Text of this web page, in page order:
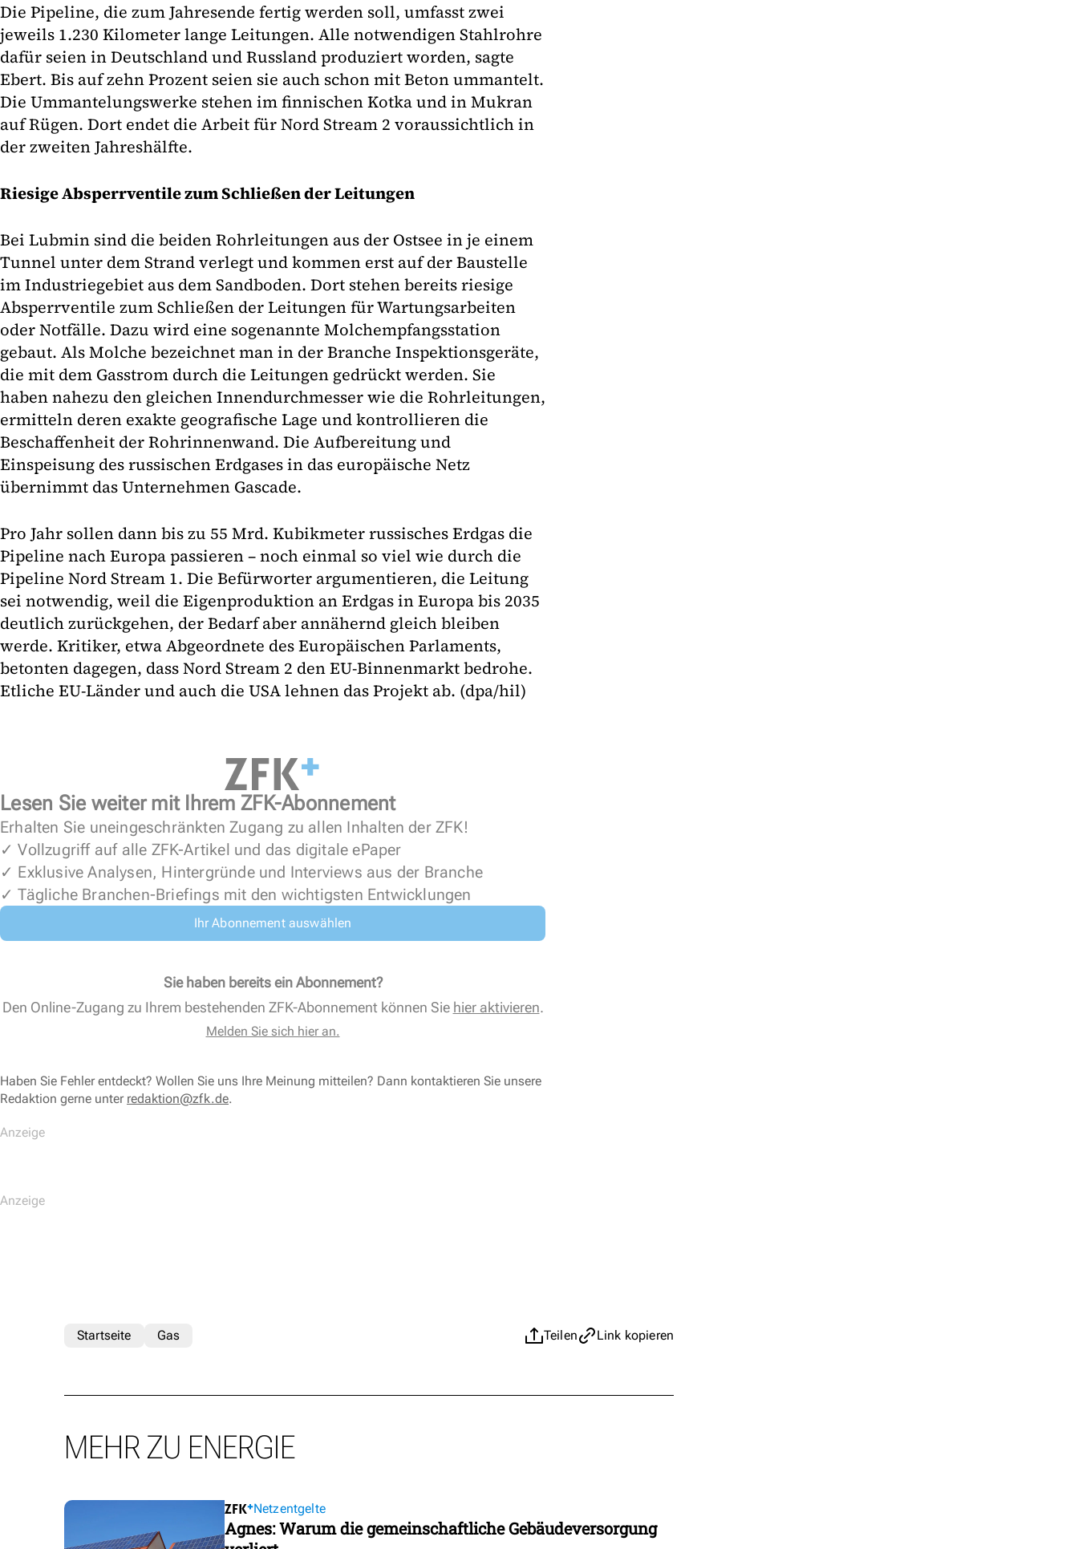
Die Pipeline, die zum Jahresende fertig werden soll, umfasst zwei
jeweils 1.230 Kilometer lange Leitungen. Alle notwendigen Stahlrohre
dafür seien in Deutschland und Russland produziert worden, sagte
Ebert. Bis auf zehn Prozent seien sie auch schon mit Beton ummantelt.
Die Ummantelungswerke stehen im finnischen Kotka und in Mukran
auf Rügen. Dort endet die Arbeit für Nord Stream 2 voraussichtlich in
der zweiten Jahreshälfte.
Riesige Absperrventile zum Schließen der Leitungen
Bei Lubmin sind die beiden Rohrleitungen aus der Ostsee in je einem
Tunnel unter dem Strand verlegt und kommen erst auf der Baustelle
im Industriegebiet aus dem Sandboden. Dort stehen bereits riesige
Absperrventile zum Schließen der Leitungen für Wartungsarbeiten
oder Notfälle. Dazu wird eine sogenannte Molchempfangsstation
gebaut. Als Molche bezeichnet man in der Branche Inspektionsgeräte,
die mit dem Gasstrom durch die Leitungen gedrückt werden. Sie
haben nahezu den gleichen Innendurchmesser wie die Rohrleitungen,
ermitteln deren exakte geografische Lage und kontrollieren die
Beschaffenheit der Rohrinnenwand. Die Aufbereitung und
Einspeisung des russischen Erdgases in das europäische Netz
übernimmt das Unternehmen Gascade.
Pro Jahr sollen dann bis zu 55 Mrd. Kubikmeter russisches Erdgas die
Pipeline nach Europa passieren – noch einmal so viel wie durch die
Pipeline Nord Stream 1. Die Befürworter argumentieren, die Leitung
sei notwendig, weil die Eigenproduktion an Erdgas in Europa bis 2035
deutlich zurückgehen, der Bedarf aber annähernd gleich bleiben
werde. Kritiker, etwa Abgeordnete des Europäischen Parlaments,
betonten dagegen, dass Nord Stream 2 den EU-Binnenmarkt bedrohe.
Etliche EU-Länder und auch die USA lehnen das Projekt ab. (dpa/hil)
Lesen Sie weiter mit Ihrem ZFK-Abonnement
Erhalten Sie uneingeschränkten Zugang zu allen Inhalten der ZFK!
✓ Vollzugriff auf alle ZFK-Artikel und das digitale ePaper
✓ Exklusive Analysen, Hintergründe und Interviews aus der Branche
✓ Tägliche Branchen-Briefings mit den wichtigsten Entwicklungen
Ihr Abonnement auswählen
Sie haben bereits ein Abonnement?
Den Online-Zugang zu Ihrem bestehenden ZFK-Abonnement können Sie hier aktivieren.
Melden Sie sich hier an.
Haben Sie Fehler entdeckt? Wollen Sie uns Ihre Meinung mitteilen? Dann kontaktieren Sie unsere
Redaktion gerne unter redaktion@zfk.de.
Teilen Link kopieren
Startseite Gas
MEHR ZU ENERGIE
Netzentgelte
Agnes: Warum die gemeinschaftliche Gebäudeversorgung